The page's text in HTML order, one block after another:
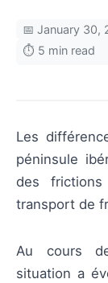
📅 January 30,
⏱️ 5 min read
Les
péninsule
des frictions
transport de
Au cours
situation a